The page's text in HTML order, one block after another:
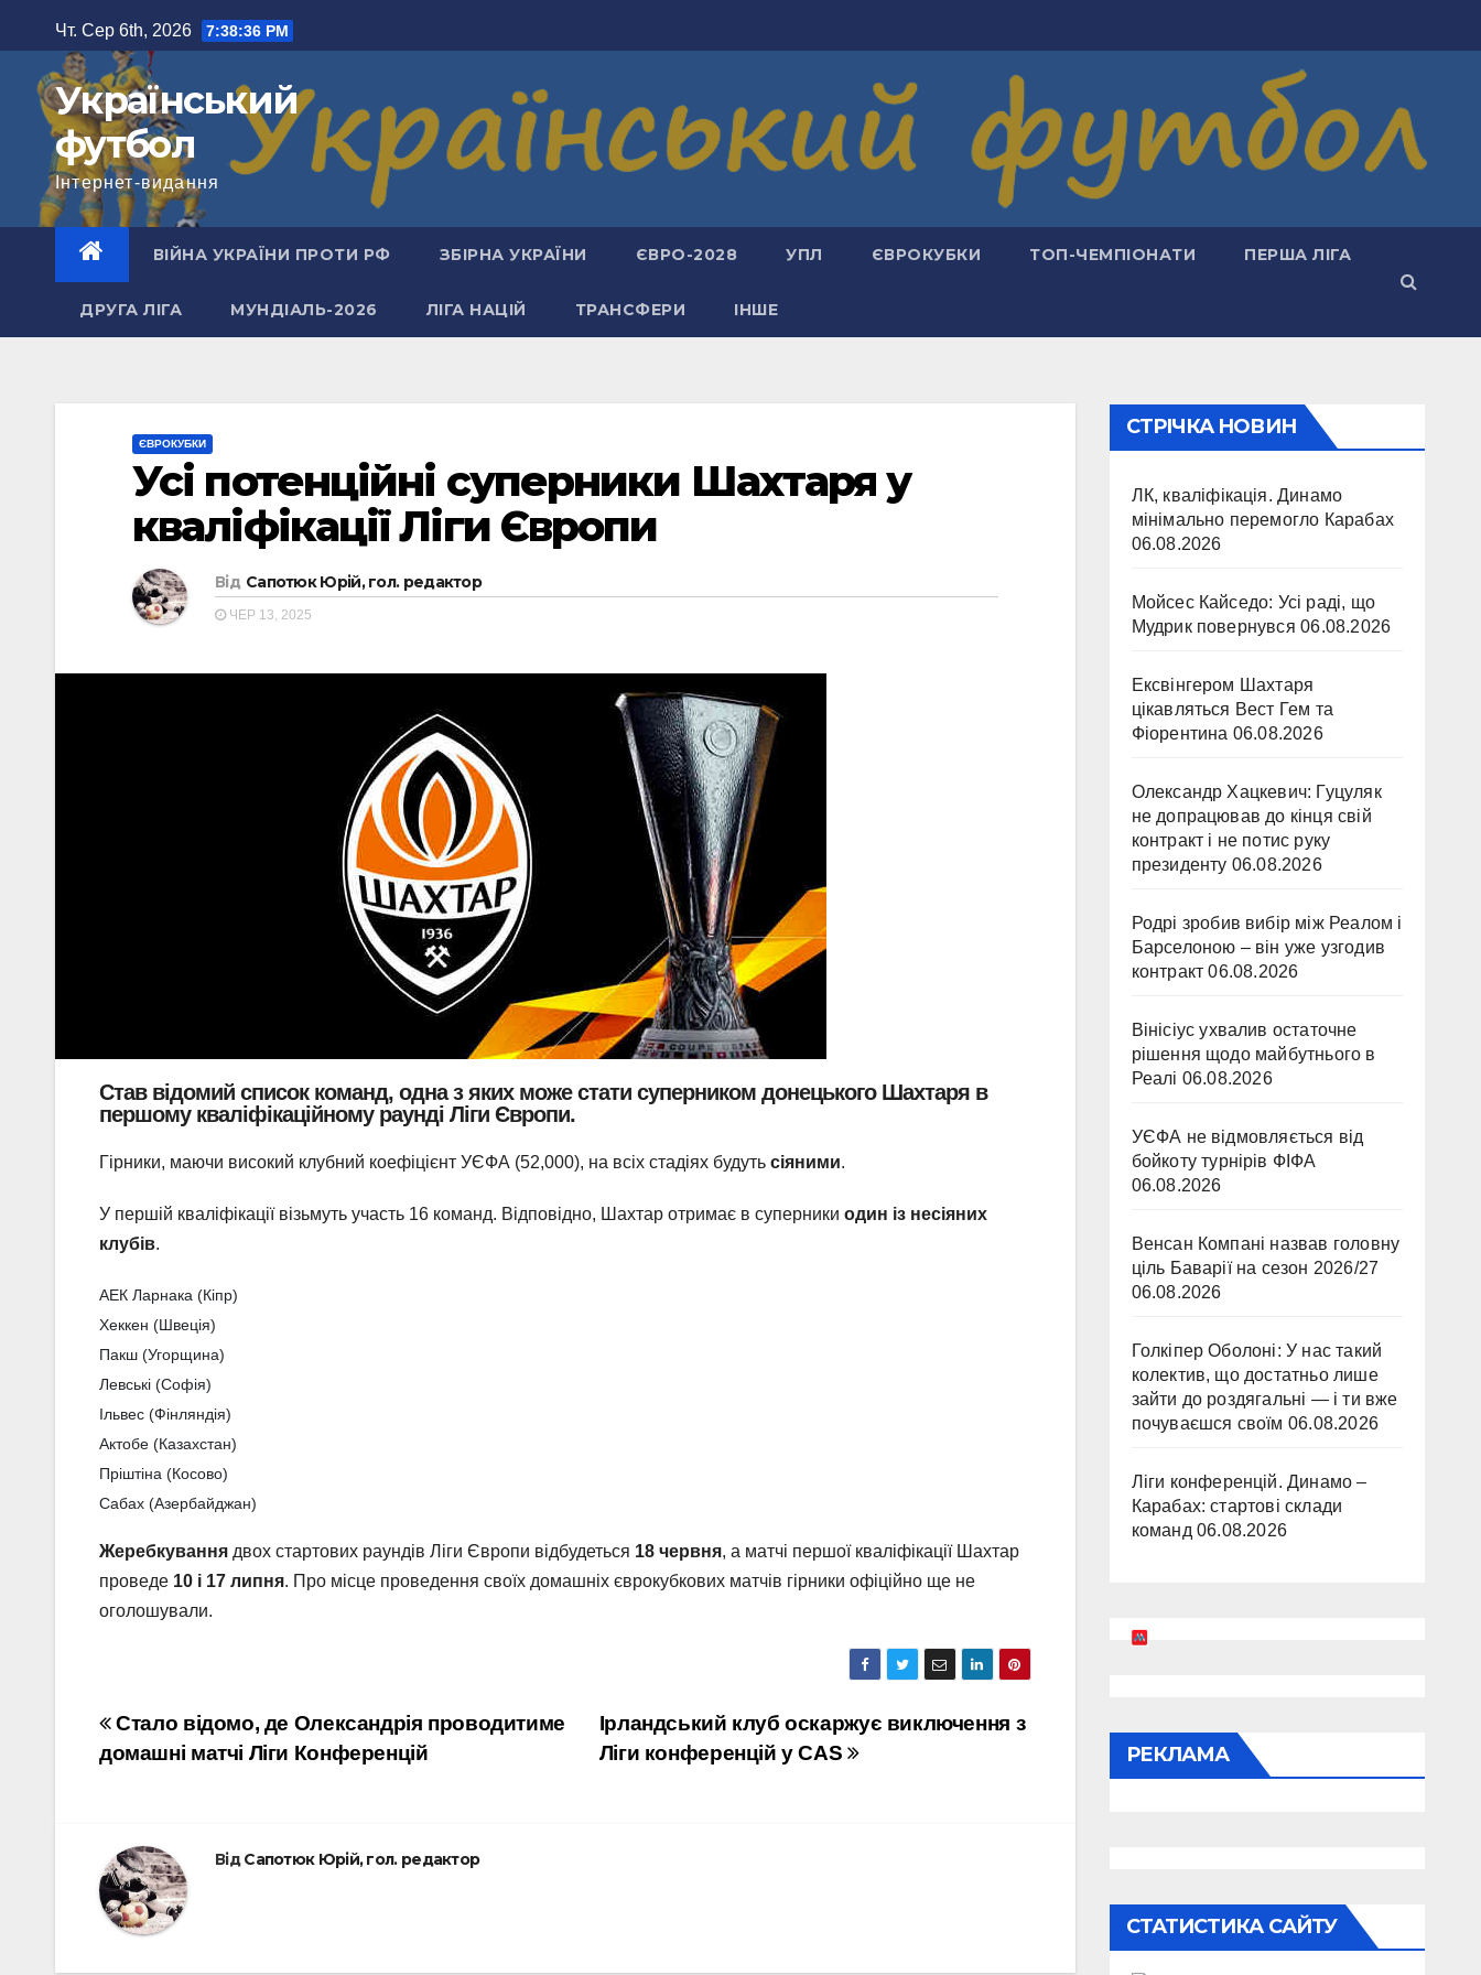
до
вмісту
Чт. Сер 6th, 2026 7:38:37 PM
Український
футбол
Інтернет-видання
ВІЙНА УКРАЇНИ ПРОТИ РФ ЗБІРНА УКРАЇНИ ЄВРО-2028 УПЛ ЄВРОКУБКИ ТОП-ЧЕМПІОНАТИ ПЕРША ЛІГА
ДРУГА ЛІГА МУНДІАЛЬ-2026 ЛІГА НАЦІЙ ТРАНСФЕРИ ІНШЕ
ЄВРОКУБКИ
Усі потенційні суперники Шахтаря у
кваліфікації Ліги Європи
Від Сапотюк Юрій, гол. редактор
ЧЕР 13, 2025
Став відомий список команд, одна з яких може стати суперником донецького Шахтаря в
першому кваліфікаційному раунді Ліги Європи.
Гірники, маючи високий клубний коефіцієнт УЄФА (52,000), на всіх стадіях будуть сіяними.
У першій кваліфікації візьмуть участь 16 команд. Відповідно, Шахтар отримає в суперники один із несіяних
клубів.
АЕК Ларнака (Кіпр)
Хеккен (Швеція)
Пакш (Угорщина)
Левські (Софія)
Ільвес (Фінляндія)
Актобе (Казахстан)
Пріштіна (Косово)
Сабах (Азербайджан)
Жеребкування двох стартових раундів Ліги Європи відбудеться 18 червня, а матчі першої кваліфікації Шахтар
проведе 10 і 17 липня. Про місце проведення своїх домашніх єврокубкових матчів гірники офіційно ще не
оголошували.
Навігація
записів
Ірландський клуб оскаржує виключення з
Ліги конференцій у CAS
Стало відомо, де Олександрія проводитиме
домашні матчі Ліги Конференцій
ВідСапотюк Юрій, гол. редактор
СТРІЧКА НОВИН
ЛК, кваліфікація. Динамо
мінімально перемогло Карабах
06.08.2026
Мойсес Кайседо: Усі раді, що
Мудрик повернувся 06.08.2026
Ексвінгером Шахтаря
цікавляться Вест Гем та
Фіорентина 06.08.2026
Олександр Хацкевич: Гуцуляк
не допрацював до кінця свій
контракт і не потис руку
президенту 06.08.2026
Родрі зробив вибір між Реалом і
Барселоною – він уже узгодив
контракт 06.08.2026
Вінісіус ухвалив остаточне
рішення щодо майбутнього в
Реалі 06.08.2026
УЄФА не відмовляється від
бойкоту турнірів ФІФА
06.08.2026
Венсан Компані назвав головну
ціль Баварії на сезон 2026/27
06.08.2026
Голкіпер Оболоні: У нас такий
колектив, що достатньо лише
зайти до роздягальні — і ти вже
почуваєшся своїм 06.08.2026
Ліги конференцій. Динамо –
Карабах: стартові склади
команд 06.08.2026
РЕКЛАМА
СТАТИСТИКА САЙТУ